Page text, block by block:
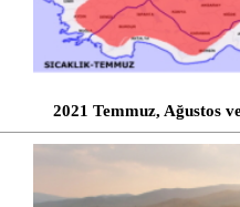
2021 Temmuz, Ağustos